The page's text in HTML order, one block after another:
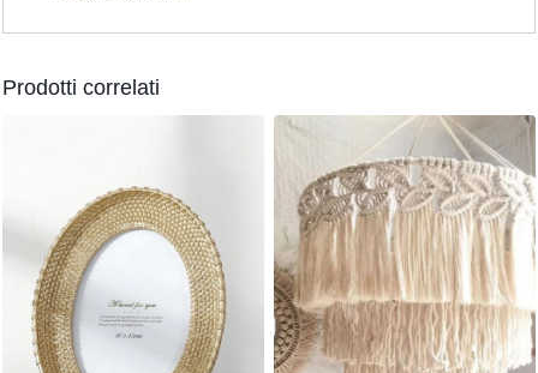
Prodotti correlati